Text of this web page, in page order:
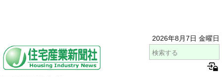
2026年8月7日 金曜日